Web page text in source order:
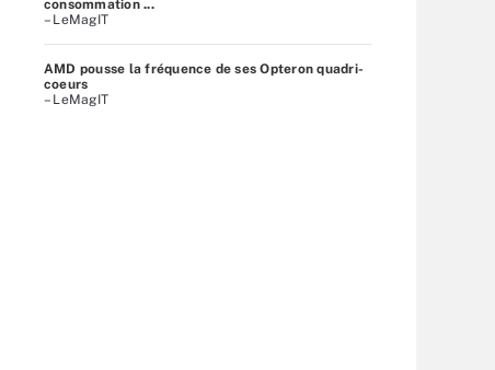
consommation ...
– LeMagIT
AMD pousse la fréquence de ses Opteron quadri-
coeurs
– LeMagIT